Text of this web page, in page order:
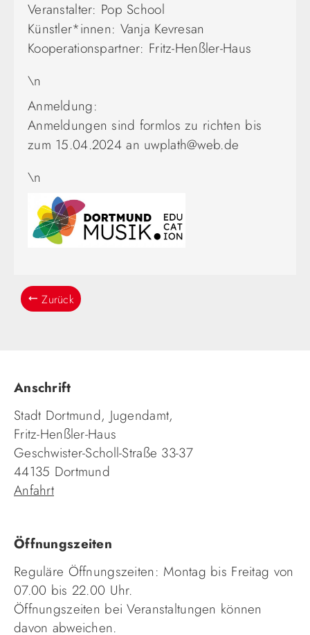
Veranstalter: Pop School
Künstler*innen: Vanja Kevresan
Kooperationspartner: Fritz-Henßler-Haus
\n
Anmeldung:
Anmeldungen sind formlos zu richten bis
zum 15.04.2024 an uwplath@web.de
\n
Zurück
Anschrift
Stadt Dortmund, Jugendamt,
Fritz-Henßler-Haus
Geschwister-Scholl-Straße 33-37
44135 Dortmund
Anfahrt
Öffnungszeiten
Reguläre Öffnungszeiten: Montag bis Freitag von
07.00 bis 22.00 Uhr.
Öffnungszeiten bei Veranstaltungen können
davon abweichen.